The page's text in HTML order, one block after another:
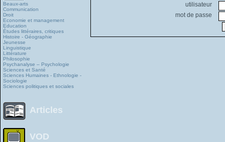
Beaux-arts
Communication
Droit
Economie et management
Education
Études littéraires, critiques
Histoire - Géographie
Jeunesse
Linguistique
Littérature
Philosophie
Psychanalyse – Psychologie
Sciences et Santé
Sciences Humaines - Ethnologie -
Sociologie
Sciences politiques et sociales
Articles
VOD
utilisateur
mot de passe